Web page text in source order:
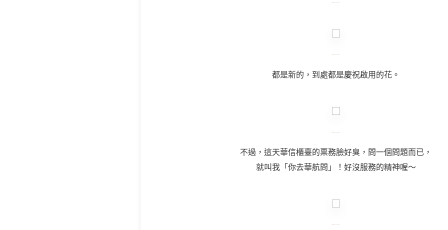
都是新的，到處都是慶祝啟用的花。
不過，這天華信櫃臺的票務臉好臭，問一個問題而已，
就叫我「你去華航問」！好沒服務的精神喔～